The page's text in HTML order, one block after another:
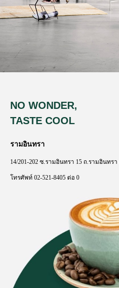
NO WONDER,
TASTE COOL
รามอินทรา
14/201-202 ซ.รามอินทรา 15 ถ.รามอินทรา
โทรศัพท์ 02-521-8405 ต่อ 0